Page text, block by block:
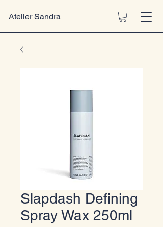
Atelier Sandra
Slapdash Defining
Spray Wax 250ml